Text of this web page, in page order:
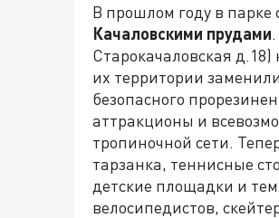
В прошлом году в парке
Качаловскими прудами
Старокачаловская
их территории
безопасного
аттракционы и
тропиночной сети.
тарзанка, теннисные
детские площадки и
велосипедистов,